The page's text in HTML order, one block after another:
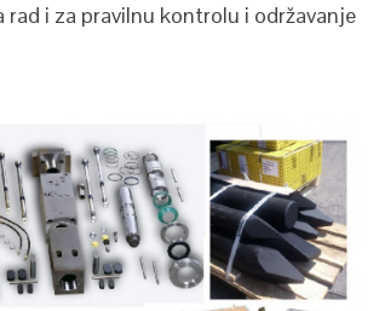
rad i za pravilnu kontrolu i održavanje